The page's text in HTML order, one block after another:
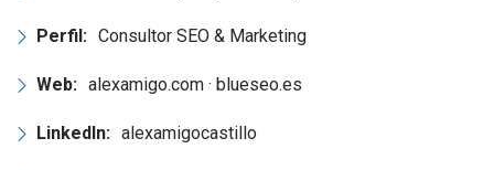
Perfil: Consultor SEO & Marketing
Web: alexamigo.com · blueseo.es
LinkedIn: alexamigocastillo